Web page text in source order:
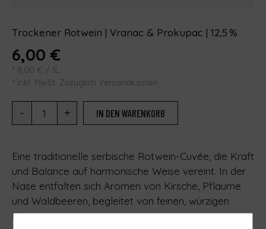
Trockener Rotwein | Vranac & Prokupac | 12,5 %
6,00€
* 8,00 € / 1L
* inkl. MwSt. Zuzüglich Versandkosten
- + IN DEN WARENKORB
Eine traditionelle serbische Rotwein-Cuvée, die Kraft
und Balance auf harmonische Weise vereint. In der
Nase entfalten sich Aromen von Kirsche, Pflaume
und Waldbeeren, begleitet von feinen, würzigen
Nuancen.